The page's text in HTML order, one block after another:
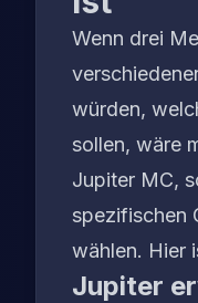
Wenn drei
würden,
sollen, wäre
Jupiter MC,
spezifischen
wählen. Hier
Jupiter